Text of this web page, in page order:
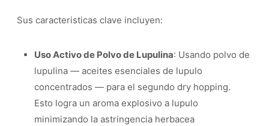
Sus caracteristicas clave incluyen:
Uso Activo de Polvo de Lupulina: Usando polvo de
lupulina — aceites esenciales de lupulo
concentrados — para el segundo dry hopping.
Esto logra un aroma explosivo a lupulo
minimizando la astringencia herbacea